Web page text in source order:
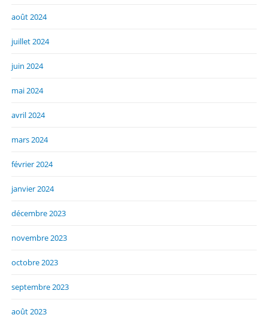
août 2024
juillet 2024
juin 2024
mai 2024
avril 2024
mars 2024
février 2024
janvier 2024
décembre 2023
novembre 2023
octobre 2023
septembre 2023
août 2023